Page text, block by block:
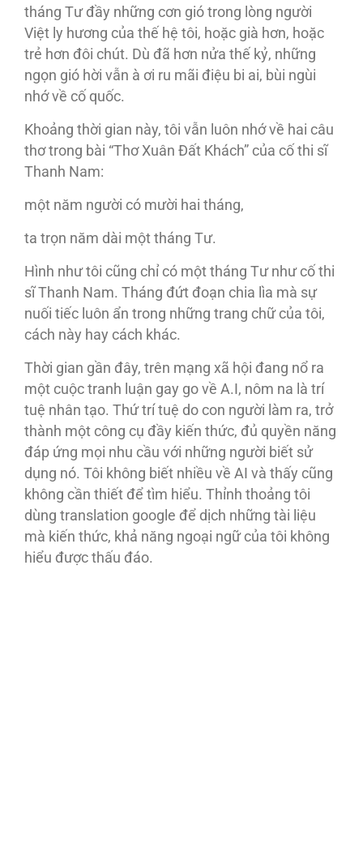
tháng Tư đầy những cơn gió trong lòng người
Việt ly hương của thế hệ tôi, hoặc già hơn, hoặc
trẻ hơn đôi chút. Dù đã hơn nửa thế kỷ, những
ngọn gió hời vẫn à ơi ru mãi điệu bi ai, bùi ngùi
nhớ về cố quốc.
Khoảng thời gian này, tôi vẫn luôn nhớ về hai câu
thơ trong bài “Thơ Xuân Đất Khách” của cố thi sĩ
Thanh Nam:
một năm người có mười hai tháng,
ta trọn năm dài một tháng Tư.
Hình như tôi cũng chỉ có một tháng Tư như cố thi
sĩ Thanh Nam. Tháng đứt đoạn chia lìa mà sự
nuối tiếc luôn ẩn trong những trang chữ của tôi,
cách này hay cách khác.
Thời gian gần đây, trên mạng xã hội đang nổ ra
một cuộc tranh luận gay go về A.I, nôm na là trí
tuệ nhân tạo. Thứ trí tuệ do con người làm ra, trở
thành một công cụ đầy kiến thức, đủ quyền năng
đáp ứng mọi nhu cầu với những người biết sử
dụng nó. Tôi không biết nhiều về AI và thấy cũng
không cần thiết để tìm hiểu. Thỉnh thoảng tôi
dùng translation google để dịch những tài liệu
mà kiến thức, khả năng ngoại ngữ của tôi không
hiểu được thấu đáo.